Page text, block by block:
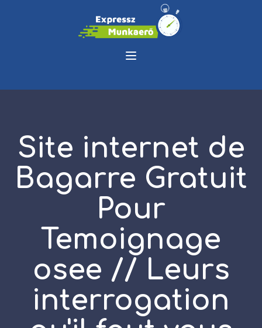
Site internet de
Bagarre Gratuit
Pour
Temoignage
osee // Leurs
interrogation